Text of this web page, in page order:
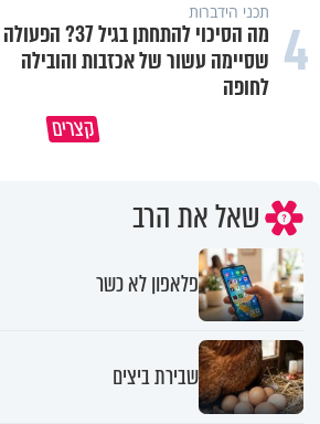
4 תכני הידברות
מה הסיכוי להתחתן בגיל 37? הפעולה
שסיימה עשור של אכזבות והובילה
לחופה
קצרים
לפעמים המערכת מפספסת את הלב
שאל את הרב
פלאפון לא כשר
שבירת ביצים